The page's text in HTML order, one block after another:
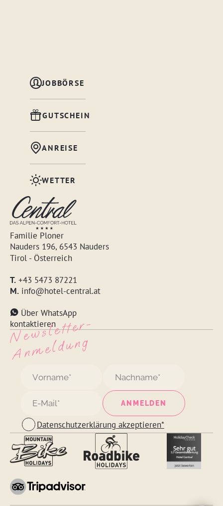
Familie Ploner
Nauders 196, 6543 Nauders
Tirol - Österreich
T. +43 5473 87221
M. info@hotel-central.at
Über WhatsApp
kontaktieren
JOBBÖRSE
GUTSCHEIN
ANREISE
WETTER
N
e
w
s
l
ett
e
r
-
A
n
m
e
l
d
u
n
g
Datenschutzerklärung akzeptieren*